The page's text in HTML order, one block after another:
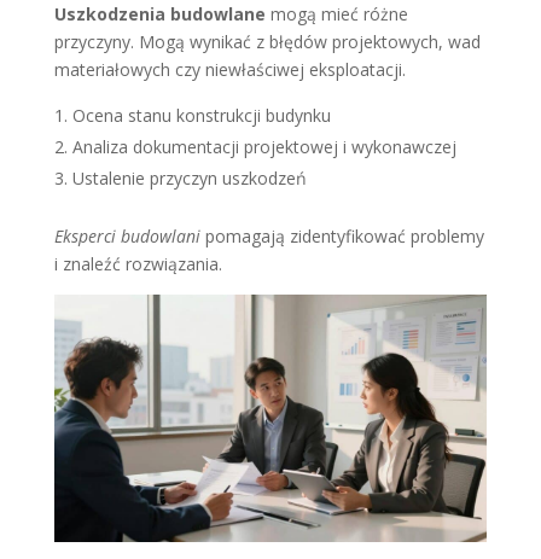
Uszkodzenia budowlane mogą mieć różne
przyczyny. Mogą wynikać z błędów projektowych, wad
materiałowych czy niewłaściwej eksploatacji.
Ocena stanu konstrukcji budynku
Analiza dokumentacji projektowej i wykonawczej
Ustalenie przyczyn uszkodzeń
Eksperci budowlanipomagają zidentyfikować problemy
i znaleźć rozwiązania.